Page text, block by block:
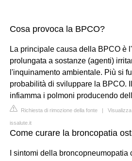
Cosa provoca la BPCO?
La principale causa della BPCO è
prolungata a sostanze (agenti)
l'inquinamento ambientale. Più si
probabilità di sviluppare la BPCO.
infiamma i polmoni producendo
Richiesta di rimozione della fonte |
issalute.it
Come curare la broncopatia
I sintomi della broncopneumopatia